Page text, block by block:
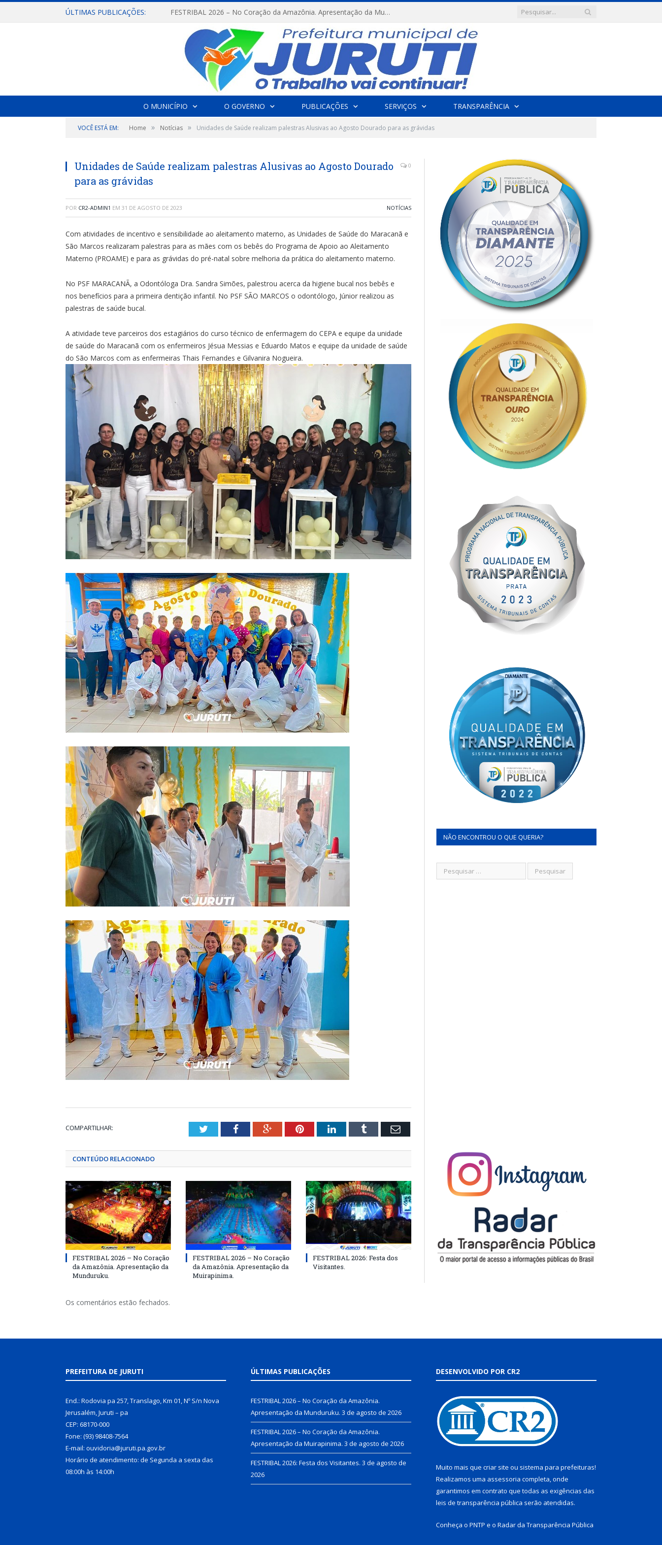
ÚLTIMAS PUBLICAÇÕES: FESTRIBAL 2026 – No Coração da Amazônia. Apresentação da Munduruku.
O MUNICÍPIO O GOVERNO PUBLICAÇÕES SERVIÇOS TRANSPARÊNCIA
VOCÊ ESTÁ EM: Home » Notícias » Unidades de Saúde realizam palestras Alusivas ao Agosto Dourado para as grávidas
Unidades de Saúde realizam palestras Alusivas ao Agosto Dourado
para as grávidas
0
POR CR2-ADMIN1 EM 31 DE AGOSTO DE 2023 NOTÍCIAS
Com atividades de incentivo e sensibilidade ao aleitamento materno, as Unidades de Saúde do Maracanã e
São Marcos realizaram palestras para as mães com os bebês do Programa de Apoio ao Aleitamento
Materno (PROAME) e para as grávidas do pré-natal sobre melhoria da prática do aleitamento materno.
No PSF MARACANÃ, a Odontóloga Dra. Sandra Simões, palestrou acerca da higiene bucal nos bebês e
nos benefícios para a primeira dentição infantil. No PSF SÃO MARCOS o odontólogo, Júnior realizou as
palestras de saúde bucal.
A atividade teve parceiros dos estagiários do curso técnico de enfermagem do CEPA e equipe da unidade
de saúde do Maracanã com os enfermeiros Jésua Messias e Eduardo Matos e equipe da unidade de saúde
do São Marcos com as enfermeiras Thais Fernandes e Gilvanira Nogueira.
COMPARTILHAR: TwitterFacebookGoogle+PinterestLinkedInTumblr Email
CONTEÚDO RELACIONADO
FESTRIBAL 2026 – No Coração
da Amazônia. Apresentação da
Munduruku.
FESTRIBAL 2026 – No Coração
da Amazônia. Apresentação da
Muirapinima.
FESTRIBAL 2026: Festa dos
Visitantes.
Os comentários estão fechados.
NÃO ENCONTROU O QUE QUERIA?
PREFEITURA DE JURUTI
End.: Rodovia pa 257, Translago, Km 01, Nº S/n Nova
Jerusalém, Juruti – pa
CEP: 68170-000
Fone: (93) 98408-7564
E-mail: ouvidoria@juruti.pa.gov.br
Horário de atendimento: de Segunda a sexta das
08:00h às 14:00h
ÚLTIMAS PUBLICAÇÕES
FESTRIBAL 2026 – No Coração da Amazônia.
Apresentação da Munduruku. 3 de agosto de 2026
FESTRIBAL 2026 – No Coração da Amazônia.
Apresentação da Muirapinima. 3 de agosto de 2026
FESTRIBAL 2026: Festa dos Visitantes. 3 de agosto de
2026
DESENVOLVIDO POR CR2
Muito mais que criar site ou sistema para prefeituras!
Realizamos uma assessoria completa, onde
garantimos em contrato que todas as exigências das
leis de transparência pública serão atendidas.
Conheça o PNTP e o Radar da Transparência Pública